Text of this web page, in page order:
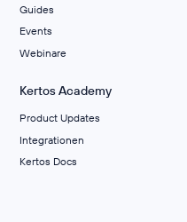
Guides
Events
Webinare
Kertos Academy
Product Updates
Integrationen
Kertos Docs